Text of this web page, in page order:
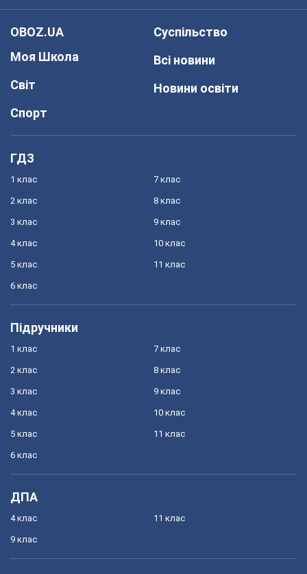
OBOZ.UA
Моя Школа
Світ
Спорт
Суспільство
Всі новини
Новини освіти
ГДЗ
1 клас
2 клас
3 клас
4 клас
5 клас
6 клас
7 клас
8 клас
9 клас
10 клас
11 клас
Підручники
1 клас
2 клас
3 клас
4 клас
5 клас
6 клас
7 клас
8 клас
9 клас
10 клас
11 клас
ДПА
4 клас
9 клас
11 клас